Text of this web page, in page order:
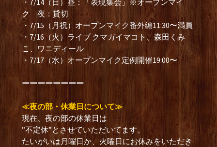
・7/14（日）昼：「表現集会」※オープンマイ
ク 夜：貸切
・7/15（月祝）オープンマイク番外編11:30〜満員
・7/16（火）ライブ クマガイマコト、森田くみ
こ、ワニディール
・7/17（水）オープンマイク定例開催19:00〜
ーーーーーーーー
≪夜の部・休業日について≫
現在、夜の部の休業日は
”不定休”とさせていただいてます。
たいがいは月曜日か、火曜日にお休みをいただき